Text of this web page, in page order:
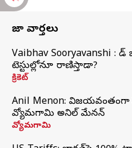
తాజా వార్తలు
Vaibhav Sooryavanshi :
టెస్టుల్లోనూ రాణిస్తాడా?
క్రికెట్
Anil Menon:
వ్యోమగామి అనిల్‌ మేనన్
వ్యోమగామి